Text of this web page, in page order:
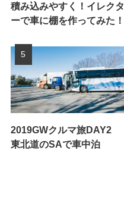
積み込みやすく！イレクタ
ーで車に棚を作ってみた！
2019GWクルマ旅DAY2
東北道のSAで車中泊